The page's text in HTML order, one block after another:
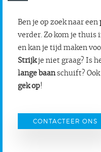
Ben je op zoek naar een
verder. Zo kom je thuis
en kan je tijd maken
Strijkje niet graag? Is
lange baanschuift?
gek op!
CONTACTEER ONS